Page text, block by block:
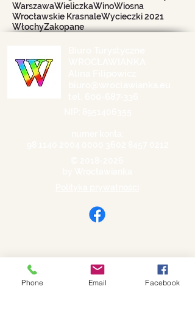
WarszawaWieliczkaWinoWiosna
Wrocławskie KrasnaleWycieczki 2021
WłochyZakopane
Phone Email Facebook